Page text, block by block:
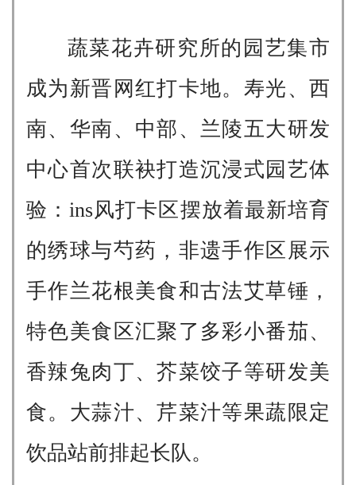
蔬菜花卉研究所的园艺集市
成为新晋网红打卡地。寿光、西
南、华南、中部、兰陵五大研发
中心首次联袂打造沉浸式园艺体
验：ins风打卡区摆放着最新培育
的绣球与芍药，非遗手作区展示
手作兰花根美食和古法艾草锤，
特色美食区汇聚了多彩小番茄、
香辣兔肉丁、芥菜饺子等研发美
食。大蒜汁、芹菜汁等果蔬限定
饮品站前排起长队。